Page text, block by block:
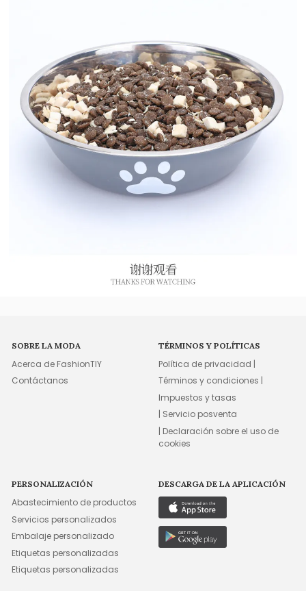
SOBRE LA MODA
Acerca de FashionTIY
Contáctanos
TÉRMINOS Y POLÍTICAS
Política de privacidad |
Términos y condiciones |
Impuestos y tasas
| Servicio posventa
| Declaración sobre el uso de
cookies
PERSONALIZACIÓN
Abastecimiento de productos
Servicios personalizados
Embalaje personalizado
Etiquetas personalizadas
Etiquetas personalizadas
DESCARGA DE LA APLICACIÓN